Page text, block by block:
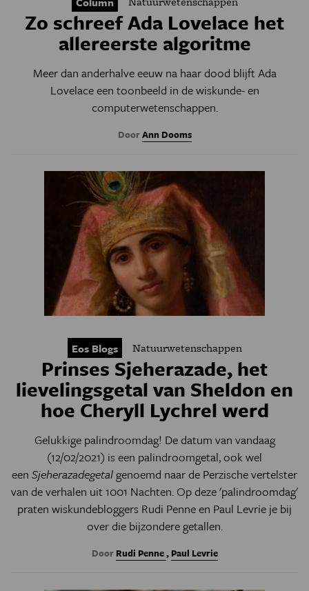
Zo schreef Ada Lovelace het
allereerste algoritme
Meer dan anderhalve eeuw na haar dood blijft Ada
Lovelace een toonbeeld in de wiskunde- en
computerwetenschappen.
DoorAnn Dooms
Eos Blogs Natuurwetenschappen
Prinses Sjeherazade, het
lievelingsgetal van Sheldon en
hoe Cheryll Lychrel werd
Gelukkige palindroomdag! De datum van vandaag
(12/02/2021) is een palindroomgetal, ook wel
een Sjeherazadegetal genoemd naar de Perzische vertelster
van de verhalen uit 1001 Nachten. Op deze 'palindroomdag'
praten wiskundebloggers Rudi Penne en Paul Levrie je bij
over die bijzondere getallen.
Door Rudi Penne, Paul Levrie